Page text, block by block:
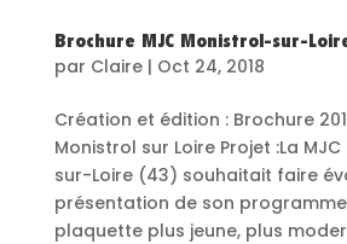
Brochure MJC Monistrol-sur-
par Claire| Oct 24, 2018
Création et édition : Brochure
Monistrol sur Loire Projet :La
sur-Loire (43) souhaitait faire
présentation de son programme
plaquette plus jeune, plus